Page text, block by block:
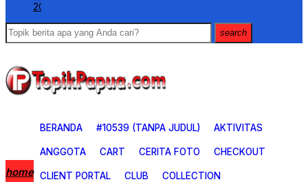
2026
search
BERANDA #10539 (TANPA JUDUL) AKTIVITAS
ANGGOTA CART CERITA FOTO CHECKOUT
CLIENT PORTAL CLUB COLLECTION
home